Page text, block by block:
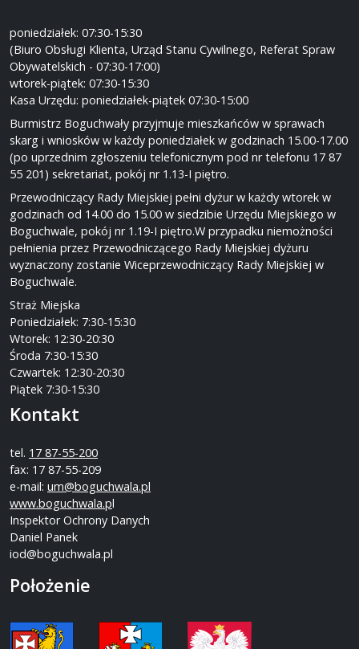
poniedziałek: 07:30-15:30
(Biuro Obsługi Klienta, Urząd Stanu Cywilnego, Referat Spraw
Obywatelskich - 07:30-17:00)
wtorek-piątek: 07:30-15:30
Kasa Urzędu: poniedziałek-piątek 07:30-15:00
Burmistrz Boguchwały przyjmuje mieszkańców w sprawach
skarg i wniosków w każdy poniedziałek w godzinach 15.00-17.00
(po uprzednim zgłoszeniu telefonicznym pod nr telefonu 17 87
55 201) sekretariat, pokój nr 1.13-I piętro.
Przewodniczący Rady Miejskiej pełni dyżur w każdy wtorek w
godzinach od 14.00 do 15.00 w siedzibie Urzędu Miejskiego w
Boguchwale, pokój nr 1.19-I piętro.W przypadku niemożności
pełnienia przez Przewodniczącego Rady Miejskiej dyżuru
wyznaczony zostanie Wiceprzewodniczący Rady Miejskiej w
Boguchwale.
Straż Miejska
Poniedziałek: 7:30-15:30
Wtorek: 12:30-20:30
Środa 7:30-15:30
Czwartek: 12:30-20:30
Piątek 7:30-15:30
Kontakt
tel. 17 87-55-200
fax: 17 87-55-209
e-mail: um@boguchwala.pl
www.boguchwala.pl
Inspektor Ochrony Danych
Daniel Panek
iod@boguchwala.pl
Położenie